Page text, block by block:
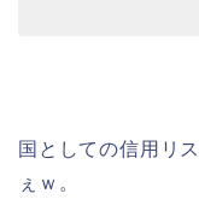
国としての信用リ
ぇｗ。